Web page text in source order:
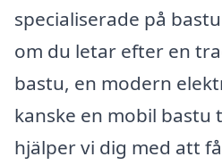
specialiserade på
om du letar efter en
bastu, en modern
kanske en mobil bastu
hjälper vi dig med att